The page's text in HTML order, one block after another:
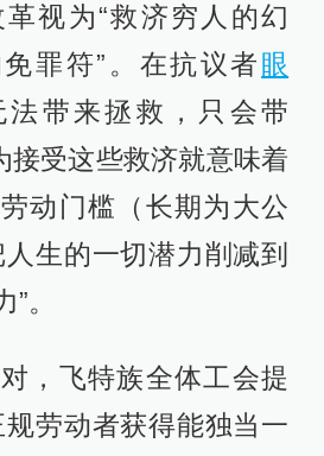
视为“救济穷人的幻
罪符”。在抗议者 眼
法带来拯救，只会带
接受这些救济就意味着
动门槛（长期为大公
生的一切潜力削减到
。
，飞特族全体工会提
规劳动者获得能独当一